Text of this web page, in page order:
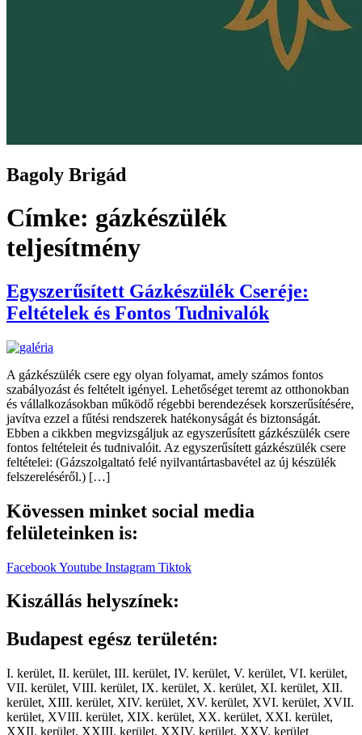
Bagoly Brigád
Címke: gázkészülék
teljesítmény
Egyszerűsített Gázkészülék Cseréje:
Feltételek és Fontos Tudnivalók
A gázkészülék csere egy olyan folyamat, amely számos fontos
szabályozást és feltételt igényel. Lehetőséget teremt az otthonokban
és vállalkozásokban működő régebbi berendezések korszerűsítésére,
javítva ezzel a fűtési rendszerek hatékonyságát és biztonságát.
Ebben a cikkben megvizsgáljuk az egyszerűsített gázkészülék csere
fontos feltételeit és tudnivalóit. Az egyszerűsített gázkészülék csere
feltételei: (Gázszolgaltató felé nyilvantártasbavétel az új készülék
felszereléséről.) […]
Kövessen minket social media
felületeinken is:
FacebookYoutube Instagram Tiktok
Kiszállás helyszínek:
Budapest egész területén:
I. kerület, II. kerület, III. kerület, IV. kerület, V. kerület, VI. kerület,
VII. kerület, VIII. kerület, IX. kerület, X. kerület, XI. kerület, XII.
kerület, XIII. kerület, XIV. kerület, XV. kerület, XVI. kerület, XVII.
kerület, XVIII. kerület, XIX. kerület, XX. kerület, XXI. kerület,
XXII. kerület, XXIII. kerület, XXIV. kerület, XXV. kerület